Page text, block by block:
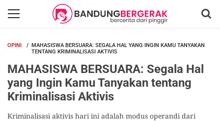
OPINI
MAHASISWA BERSUARA: SEGALA HAL YANG INGIN KAMU TANYAKAN
TENTANG KRIMINALISASI AKTIVIS
MAHASISWA BERSUARA: Segala Hal
yang Ingin Kamu Tanyakan tentang
Kriminalisasi Aktivis
Kriminalisasi aktivis hari ini adalah modus operandi dari